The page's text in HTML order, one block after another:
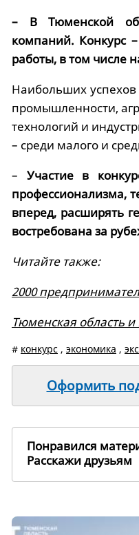
– В Тюменской
компаний. Конкурс
работы, в том числе
Наибольших успехов
промышленности,
технологий и
– среди малого и
– Участие в
профессионализма,
вперед, расширять
востребована за
Читайте также:
2000
Тюменская область
# конкурс , экономика ,
Оформить
Понравился
Расскажи друзьям